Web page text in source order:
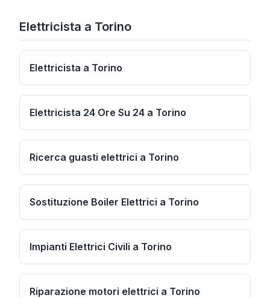
Elettricista a Torino
Elettricista a Torino
Elettricista 24 Ore Su 24 a Torino
Ricerca guasti elettrici a Torino
Sostituzione Boiler Elettrici a Torino
Impianti Elettrici Civili a Torino
Riparazione motori elettrici a Torino